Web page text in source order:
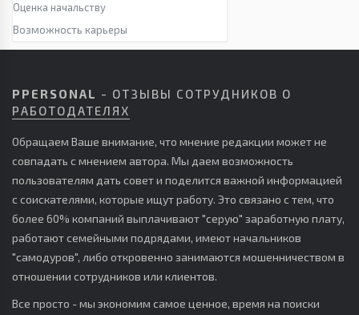
Оценка начальству
Возможность карьеры
PPERSONAL - ОТЗЫВЫ СОТРУДНИКОВ О
РАБОТОДАТЕЛЯХ
Обращаем Ваше внимание, что мнение редакции может не
совпадать с мнением автора. Мы даем возможность
пользователям дать совет и поделится важной информацией
с соискателями, которые ищут работу. Это связано с тем, что
более 60% компаний выплачивают "серую" заработную плату,
работают семейными подрядами, имеют начальников
"самодуров", либо откровенно занимаются мошенничеством в
отношении сотрудников или клиентов.
Все просто - мы экономим самое ценное, время на поиски